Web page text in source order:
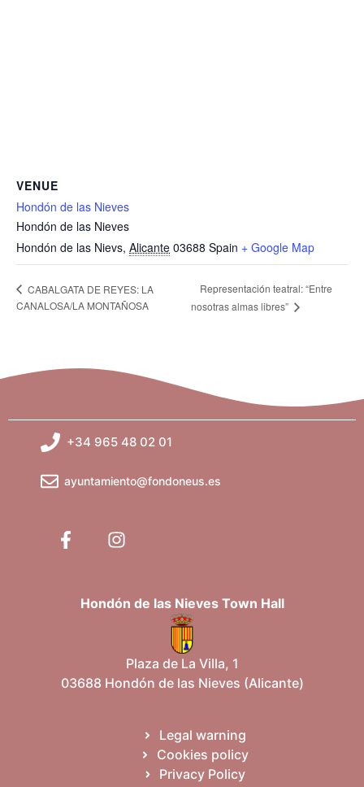
VENUE
Hondón de las Nieves
Hondón de las Nieves
Hondón de las Nievs, Alicante 03688 Spain + Google Map
CABALGATA DE REYES: LA
CANALOSA/LA MONTAÑOSA
Representación teatral: “Entre
nosotras almas libres”
+34 965 48 02 01
ayuntamiento@fondoneus.es
Hondón de las Nieves Town Hall
Plaza de La Villa, 1
03688 Hondón de las Nieves (Alicante)
Legal warning
Cookies policy
Privacy Policy